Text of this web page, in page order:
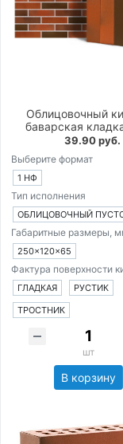
Облицовочный
баварская
39.90 руб.
Выберите формат
1 НФ
Тип исполнения
Габаритные размеры,
250×120×65
Фактура поверхности
ГЛАДКАЯ
РУСТИК
ТРОСТНИК
шт
В корзину